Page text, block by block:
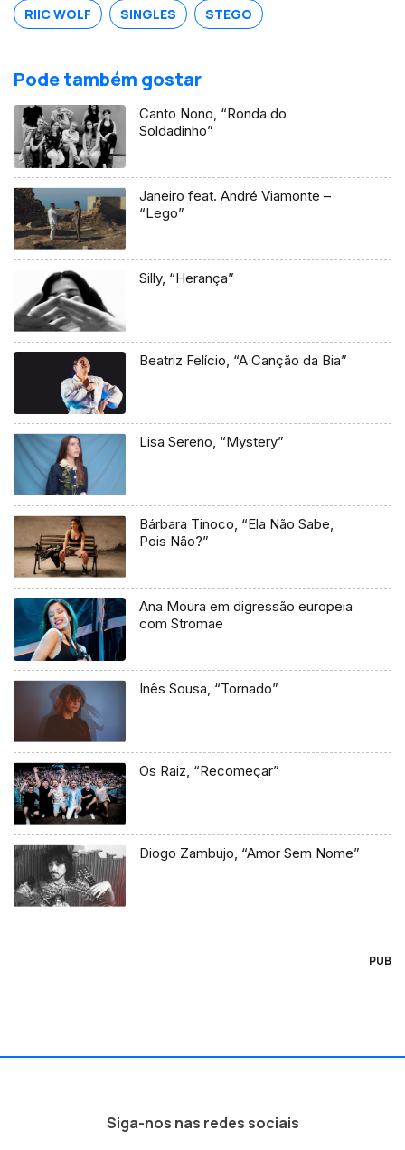
RIIC WOLF SINGLES STEGO
Pode também gostar
Canto Nono, “Ronda do
Soldadinho”
Janeiro feat. André Viamonte –
“Lego”
Silly, “Herança”
Beatriz Felício, “A Canção da Bia”
Lisa Sereno, “Mystery”
Bárbara Tinoco, “Ela Não Sabe,
Pois Não?”
Ana Moura em digressão europeia
com Stromae
Inês Sousa, “Tornado”
Os Raiz, “Recomeçar”
Diogo Zambujo, “Amor Sem Nome”
PUB
Siga-nos nas redes sociais